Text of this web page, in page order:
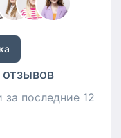
последние 12